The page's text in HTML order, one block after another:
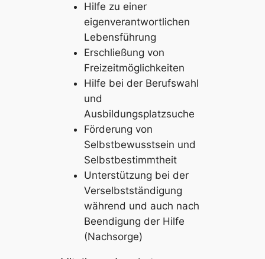
Hilfe zu einer
eigenverantwortlichen
Lebensführung
Erschließung von
Freizeitmöglichkeiten
Hilfe bei der Berufswahl
und
Ausbildungsplatzsuche
Förderung von
Selbstbewusstsein und
Selbstbestimmtheit
Unterstützung bei der
Verselbstständigung
während und auch nach
Beendigung der Hilfe
(Nachsorge)